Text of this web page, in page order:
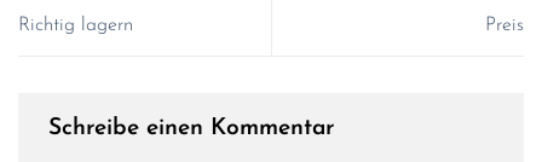
Richtig lagern Preis
Schreibe einen Kommentar